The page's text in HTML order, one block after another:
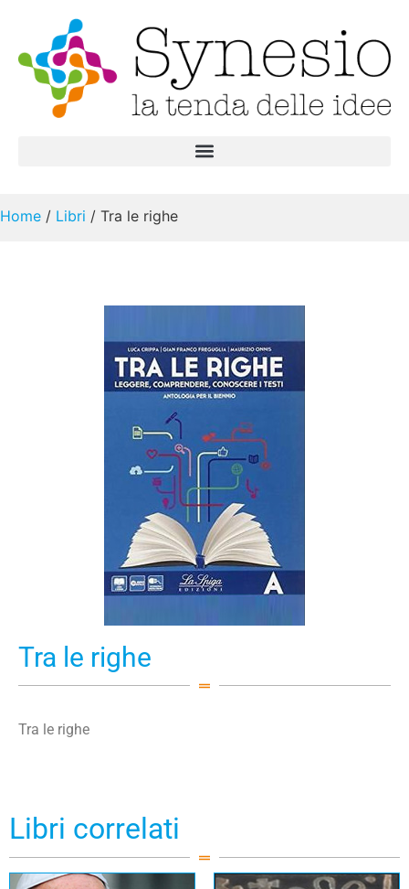
Home / Libri / Tra le righe
Tra le righe
Tra le righe
Libri correlati